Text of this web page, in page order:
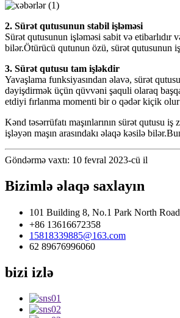
2. Sürət qutusunun stabil işləməsi
Sürət qutusunun işləməsi sabit və
bilər.Ötürücü qutunun özü, sürət qutusunun
3. Sürət qutusu tam işləkdir
Yavaşlama funksiyasından əlavə, sürət
dəyişdirmək üçün qüvvəni şaquli olaraq
etdiyi fırlanma momenti bir o qədər kiçik
Kənd təsərrüfatı maşınlarının sürət qutusu
işləyən maşın arasındakı əlaqə kəsilə
Göndərmə vaxtı: 10 fevral 2023-cü il
Bizimlə əlaqə saxlayın
101 Building 8, No.1 Park North
+86 13616672358
15818339885@163.com
62 89676996060
bizi izlə